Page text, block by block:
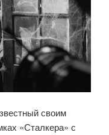
своим
«Сталкера» с